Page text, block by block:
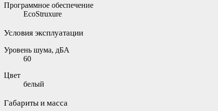
Программное обеспечение
EcoStruxure
Условия эксплуатации
Уровень шума, дБА
60
Цвет
белый
Габариты и масса